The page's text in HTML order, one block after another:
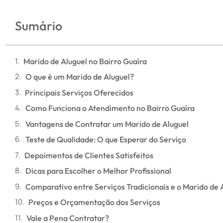
Sumário
Marido de Aluguel no Bairro Guaíra
O que é um Marido de Aluguel?
Principais Serviços Oferecidos
Como Funciona o Atendimento no Bairro Guaíra
Vantagens de Contratar um Marido de Aluguel
Teste de Qualidade: O que Esperar do Serviço
Depoimentos de Clientes Satisfeitos
Dicas para Escolher o Melhor Profissional
Comparativo entre Serviços Tradicionais e o Marido de
Preços e Orçamentação dos Serviços
Vale a Pena Contratar?